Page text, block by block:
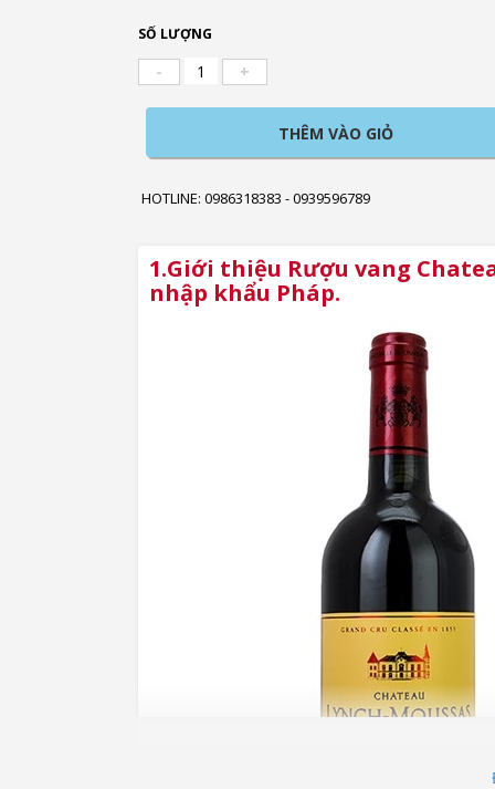
SỐ LƯỢNG
- +
THÊM VÀO GIỎ
HOTLINE: 0986318383 - 0939596789
1.Giới thiệu Rượu vang
nhập khẩu Pháp.